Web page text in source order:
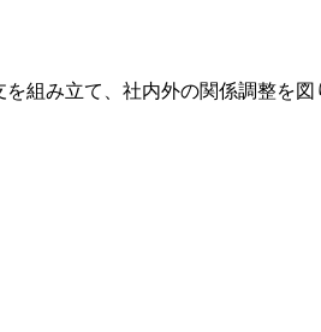
組み立て、社内外の関係調整を図